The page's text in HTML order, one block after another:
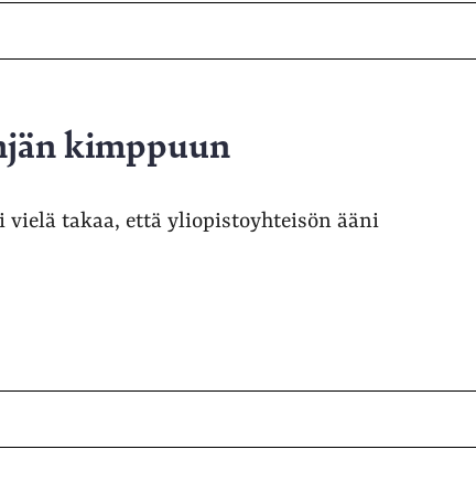
kimppuun
takaa, että yliopistoyhteisön ääni